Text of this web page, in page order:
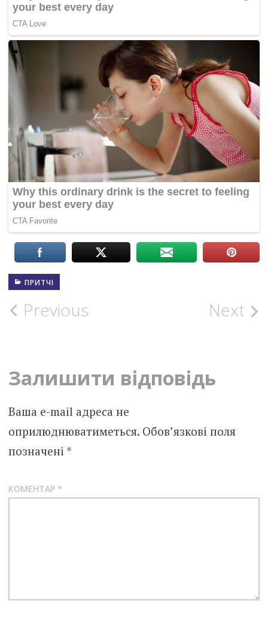
ПРИТЧІ
Post
Previous Next
Залишити відповідь
Ваша e-mail адреса не
оприлюднюватиметься. Обов’язкові поля
позначені *
КОМЕНТАР *